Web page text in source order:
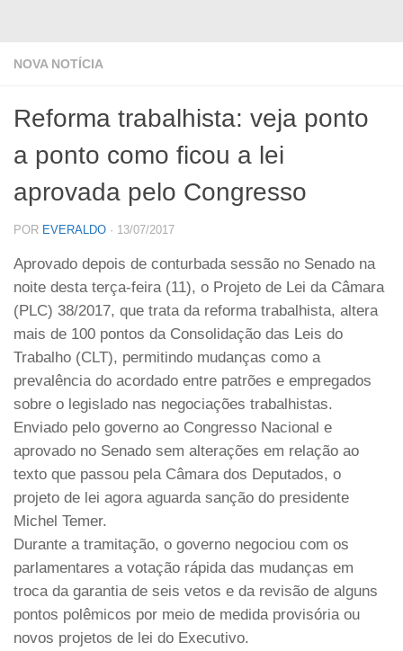
NOVA NOTÍCIA
Reforma trabalhista: veja ponto
a ponto como ficou a lei
aprovada pelo Congresso
POR EVERALDO · 13/07/2017
Aprovado depois de conturbada sessão no Senado na
noite desta terça-feira (11), o Projeto de Lei da Câmara
(PLC) 38/2017, que trata da reforma trabalhista, altera
mais de 100 pontos da Consolidação das Leis do
Trabalho (CLT), permitindo mudanças como a
prevalência do acordado entre patrões e empregados
sobre o legislado nas negociações trabalhistas.
Enviado pelo governo ao Congresso Nacional e
aprovado no Senado sem alterações em relação ao
texto que passou pela Câmara dos Deputados, o
projeto de lei agora aguarda sanção do presidente
Michel Temer.
Durante a tramitação, o governo negociou com os
parlamentares a votação rápida das mudanças em
troca da garantia de seis vetos e da revisão de alguns
pontos polêmicos por meio de medida provisória ou
novos projetos de lei do Executivo.